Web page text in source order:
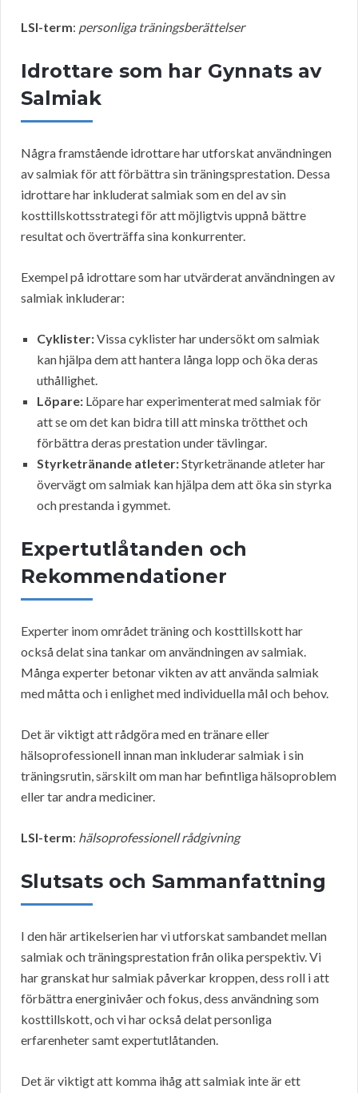
LSI-term: personliga träningsberättelser
Idrottare som har Gynnats av
Salmiak
Några framstående idrottare har utforskat användningen
av salmiak för att förbättra sin träningsprestation. Dessa
idrottare har inkluderat salmiak som en del av sin
kosttillskottsstrategi för att möjligtvis uppnå bättre
resultat och överträffa sina konkurrenter.
Exempel på idrottare som har utvärderat användningen av
salmiak inkluderar:
Cyklister:Vissa cyklister har undersökt om salmiak
kan hjälpa dem att hantera långa lopp och öka deras
uthållighet.
Löpare: Löpare har experimenterat med salmiak för
att se om det kan bidra till att minska trötthet och
förbättra deras prestation under tävlingar.
Styrketränande atleter:Styrketränande atleter har
övervägt om salmiak kan hjälpa dem att öka sin styrka
och prestanda i gymmet.
Expertutlåtanden och
Rekommendationer
Experter inom området träning och kosttillskott har
också delat sina tankar om användningen av salmiak.
Många experter betonar vikten av att använda salmiak
med måtta och i enlighet med individuella mål och behov.
Det är viktigt att rådgöra med en tränare eller
hälsoprofessionell innan man inkluderar salmiak i sin
träningsrutin, särskilt om man har befintliga hälsoproblem
eller tar andra mediciner.
LSI-term: hälsoprofessionell rådgivning
Slutsats och Sammanfattning
I den här artikelserien har vi utforskat sambandet mellan
salmiak och träningsprestation från olika perspektiv. Vi
har granskat hur salmiak påverkar kroppen, dess roll i att
förbättra energinivåer och fokus, dess användning som
kosttillskott, och vi har också delat personliga
erfarenheter samt expertutlåtanden.
Det är viktigt att komma ihåg att salmiak inte är ett